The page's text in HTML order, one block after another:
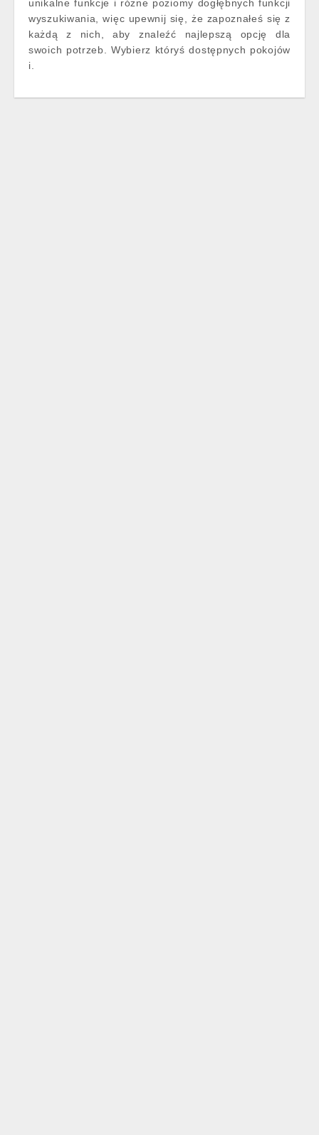
unikalne funkcje i różne poziomy dogłębnych funkcji
wyszukiwania, więc upewnij się, że zapoznałeś się z
każdą z nich, aby znaleźć najlepszą opcję dla
swoich potrzeb. Wybierz któryś dostępnych pokojów
i.